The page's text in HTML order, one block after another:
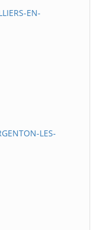
EN-
LES-